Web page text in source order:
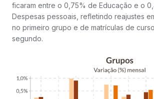
ficaram entre o 0,75% de Educação e o
Despesas pessoais, refletindo reajustes
no primeiro grupo e de matrículas de
segundo.